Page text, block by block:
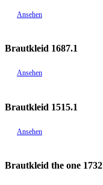
Ansehen
Brautkleid 1687.1
Ansehen
Brautkleid 1515.1
Ansehen
Brautkleid the one 1732